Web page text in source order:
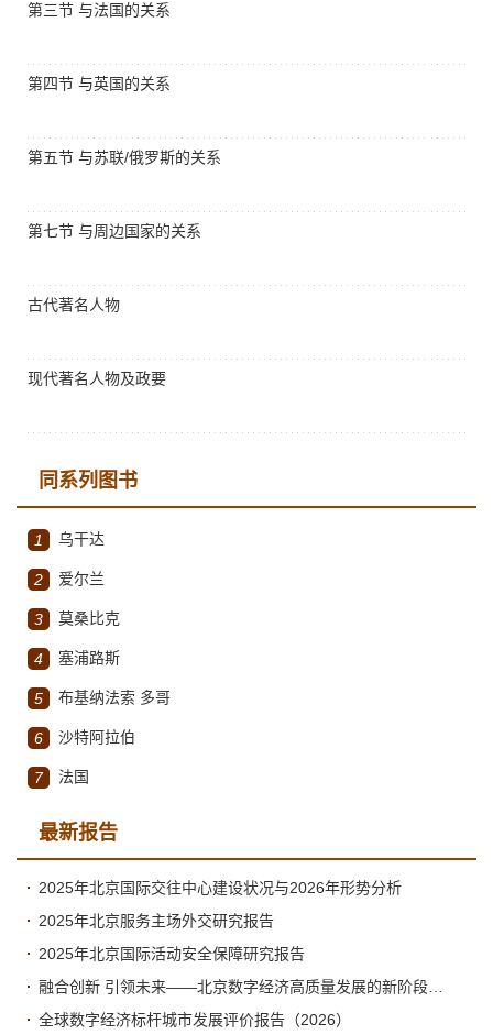
第三节 与法国的关系
第四节 与英国的关系
第五节 与苏联/俄罗斯的关系
第七节 与周边国家的关系
古代著名人物
现代著名人物及政要
同系列图书
1 乌干达
2 爱尔兰
3 莫桑比克
4 塞浦路斯
5 布基纳法索 多哥
6 沙特阿拉伯
7 法国
最新报告
2025年北京国际交往中心建设状况与2026年形势分析
2025年北京服务主场外交研究报告
2025年北京国际活动安全保障研究报告
全球数字经济标杆城市发展评价报告（2026）